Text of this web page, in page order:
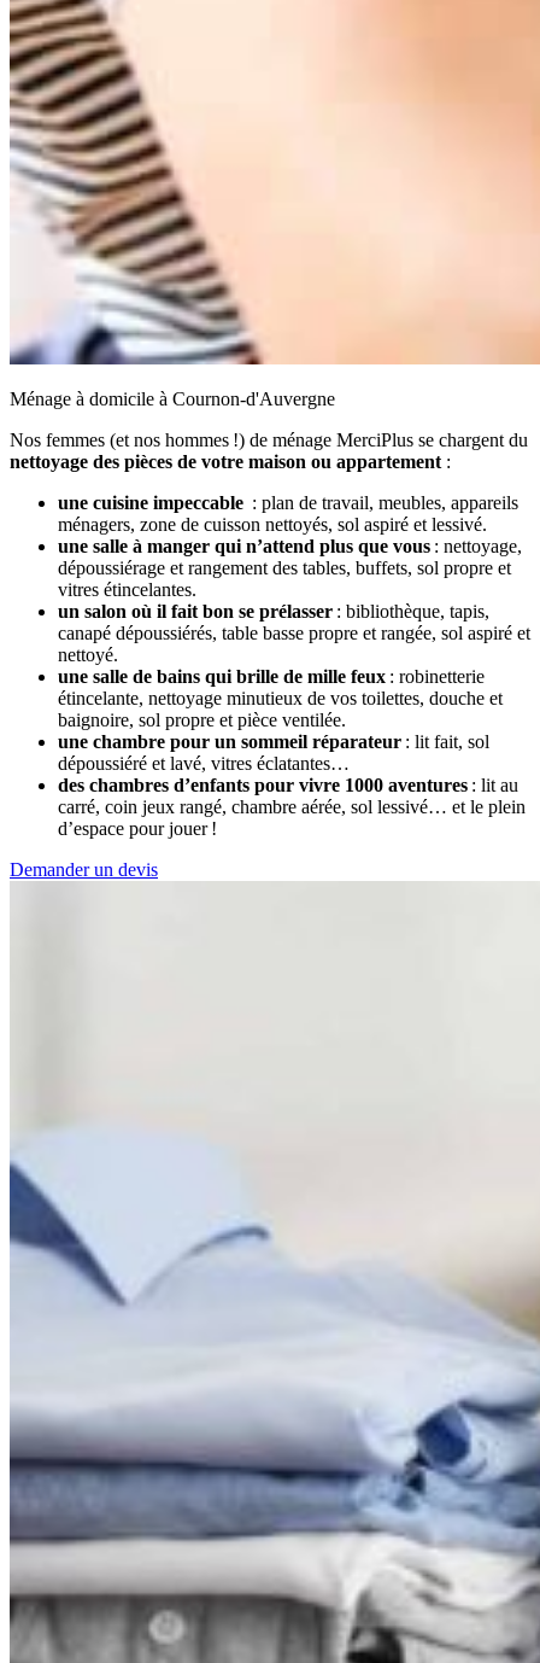
Ménage à domicile à Cournon-d'Auvergne
Nos femmes (et nos hommes !) de ménage MerciPlus se chargent du
nettoyage des pièces de votre maison ou appartement :
une cuisine impeccable : plan de travail, meubles, appareils
ménagers, zone de cuisson nettoyés, sol aspiré et lessivé.
une salle à manger qui n’attend plus que vous : nettoyage,
dépoussiérage et rangement des tables, buffets, sol propre et
vitres étincelantes.
un salon où il fait bon se prélasser : bibliothèque, tapis,
canapé dépoussiérés, table basse propre et rangée, sol aspiré et
nettoyé.
une salle de bains qui brille de mille feux : robinetterie
étincelante, nettoyage minutieux de vos toilettes, douche et
baignoire, sol propre et pièce ventilée.
une chambre pour un sommeil réparateur : lit fait, sol
dépoussiéré et lavé, vitres éclatantes…
des chambres d’enfants pour vivre 1000 aventures : lit au
carré, coin jeux rangé, chambre aérée, sol lessivé… et le plein
d’espace pour jouer !
Demander un devis